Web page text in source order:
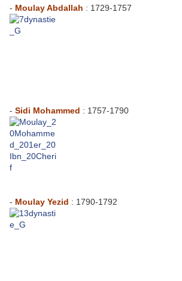
- Moulay Abdallah : 1729-1757
- Sidi Mohammed : 1757-1790
- Moulay Yezid : 1790-1792